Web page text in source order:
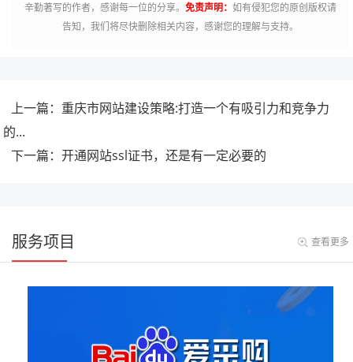
辛勤著写的作者，感谢每一位的分享。 免责声明： 如有侵犯您的原创版权请
告知，我们将尽快删除相关内容，感谢您的理解与支持。
上一篇：重庆市网站建设策略:打造一个有吸引力和竞争力
的...
下一篇：开通网站ssl证书，还是有一定必要的
服务项目 查看更多